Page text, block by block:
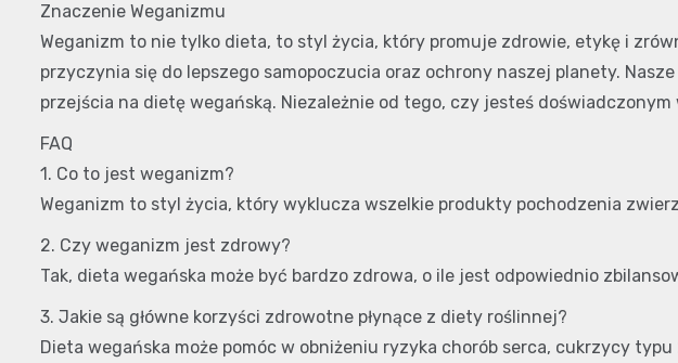
Znaczenie Weganizmu
Weganizm to nie tylko dieta, to styl życia, który promuje zdrowie, etykę i
przyczynia się do lepszego samopoczucia oraz ochrony naszej planety.
przejścia na dietę wegańską. Niezależnie od tego, czy jesteś
FAQ
1. Co to jest weganizm?
Weganizm to styl życia, który wyklucza wszelkie produkty pochodzenia
2. Czy weganizm jest zdrowy?
Tak, dieta wegańska może być bardzo zdrowa, o ile jest odpowiednio
3. Jakie są główne korzyści zdrowotne płynące z diety roślinnej?
Dieta wegańska może pomóc w obniżeniu ryzyka chorób serca, cukrzycy